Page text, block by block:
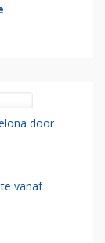
door
vanaf